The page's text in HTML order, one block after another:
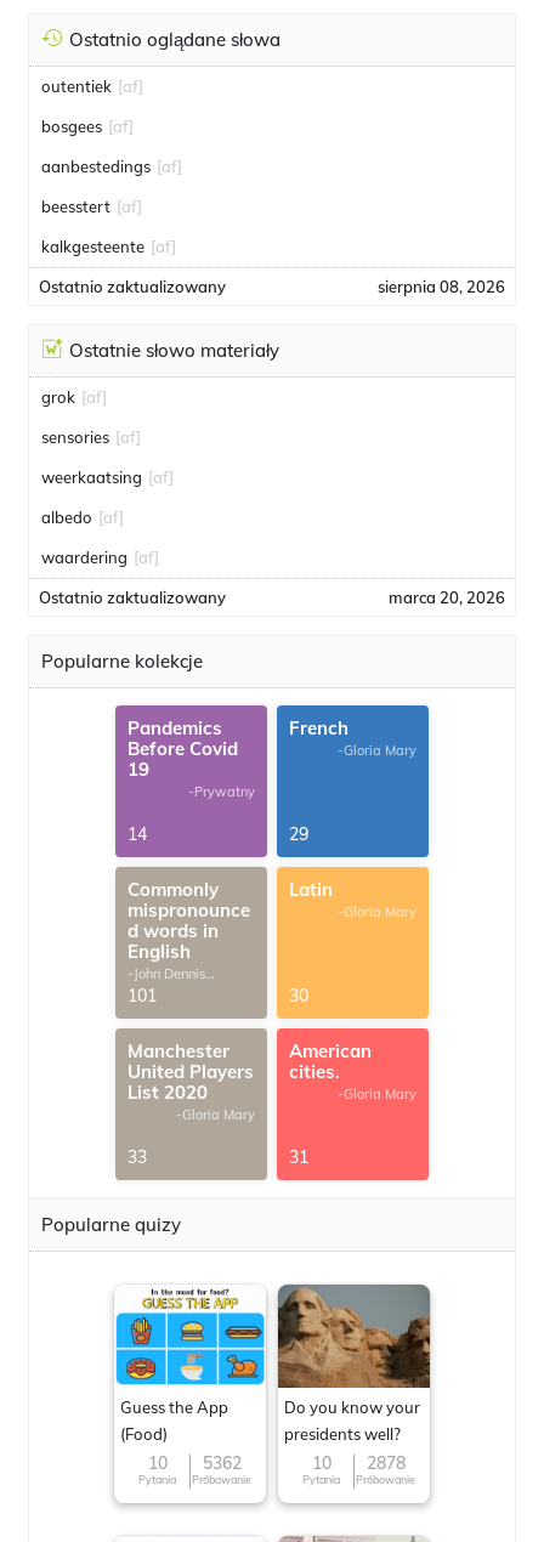
Ostatnio oglądane słowa
outentiek [af]
bosgees [af]
aanbestedings [af]
beesstert [af]
kalkgesteente [af]
Ostatnio zaktualizowany sierpnia 08, 2026
Ostatnie słowo materiały
grok [af]
sensories [af]
weerkaatsing [af]
albedo [af]
waardering [af]
Ostatnio zaktualizowany marca 20, 2026
Popularne kolekcje
Pandemics
Before Covid
19
-Prywatny
14
French
-Gloria Mary
29
Commonly
mispronounce
d words in
English
-John Dennis
G.Thomas
101
Latin
-Gloria Mary
30
Manchester
United Players
List 2020
-Gloria Mary
33
American
cities.
-Gloria Mary
31
Popularne quizy
Guess the App
(Food)
10
Pytania
5362
Próbowanie
Do you know your
presidents well?
10
Pytania
2878
Próbowanie